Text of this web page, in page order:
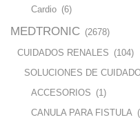
Cardio (6)
MEDTRONIC (2678)
CUIDADOS RENALES (104)
SOLUCIONES DE
ACCESORIOS (1)
CANULA PARA FISTULA